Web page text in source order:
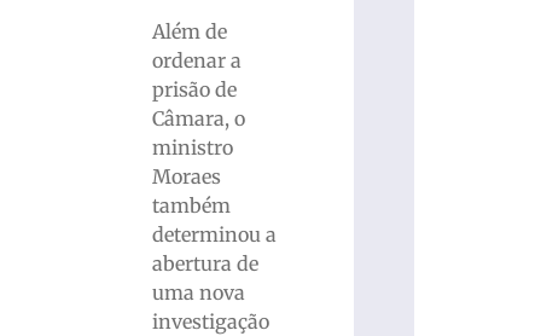
Além de
ordenar a
prisão de
Câmara, o
ministro
Moraes
também
determinou a
abertura de
uma nova
investigação